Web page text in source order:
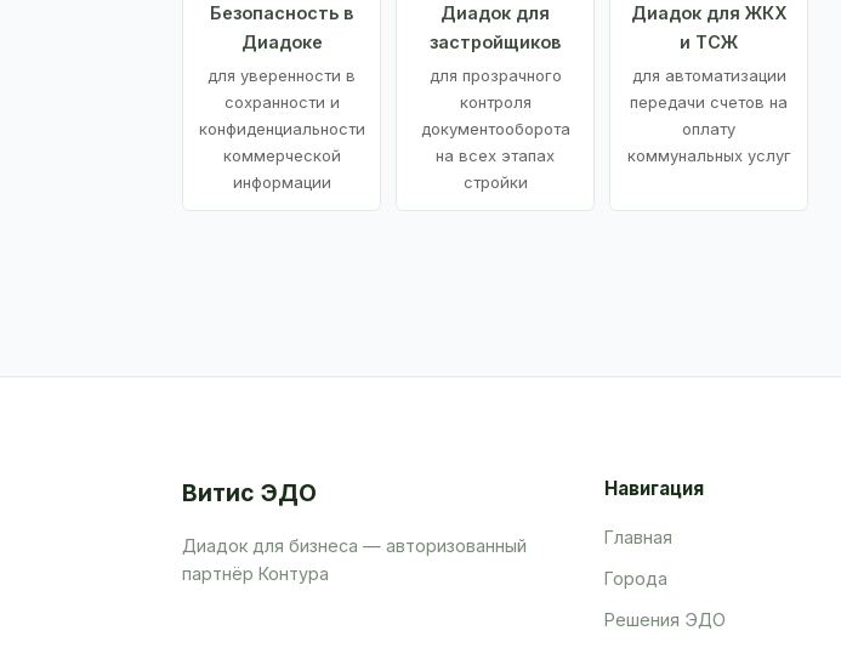
Безопасность в
Диадоке
для уверенности в
сохранности и
конфиденциальности
коммерческой
информации
Диадок для
застройщиков
для прозрачного
контроля
документооборота
на всех этапах
стройки
Диадок для ЖКХ
и ТСЖ
для автоматизации
передачи счетов на
оплату
коммунальных услуг
Витис ЭДО
Диадок для бизнеса — авторизованный
партнёр Контура
Навигация
Главная
Города
Решения ЭДО